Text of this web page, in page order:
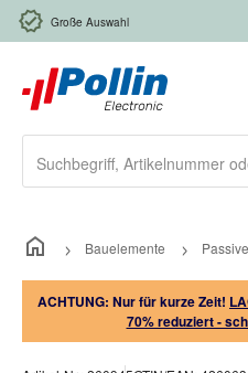
Zum Hauptinhalt springen
Große Auswahl
Bauelemente
ACHTUNG: Nur für kurze Zeit!
70% reduziert -